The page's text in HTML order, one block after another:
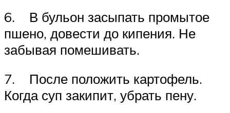
6. В бульон засыпать промытое
пшено, довести до кипения. Не
забывая помешивать.
7. После положить картофель.
Когда суп закипит, убрать пену.